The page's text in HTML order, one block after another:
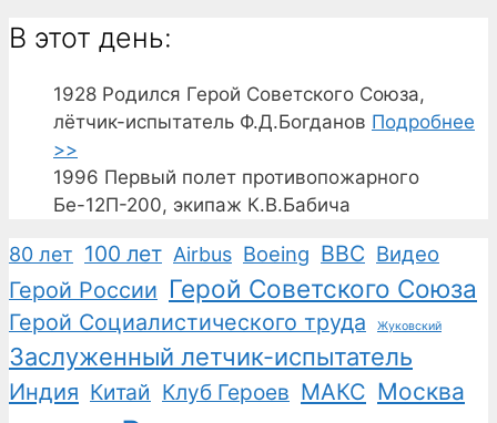
В этот день:
1928 Родился Герой Советского Союза,
лётчик-испытатель Ф.Д.Богданов Подробнее
>>
1996 Первый полет противопожарного
Бе-12П-200, экипаж К.В.Бабича
80 лет 100 лет Airbus Boeing ВВС Видео
Герой России Герой Советского Союза
Герой Социалистического труда Жуковский
Заслуженный летчик-испытатель
Индия Китай Клуб Героев МАКС Москва